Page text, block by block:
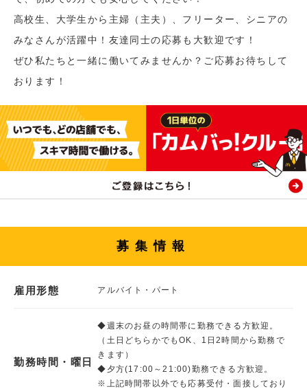
高校生、大学生から主婦（主夫）、フリーター、シニアの
みなさんが活躍中！友達同士の応募も大歓迎です！
ぜひ私たちと一緒に働いてみませんか？ご応募お待ちして
おります！
募集情報
雇用形態 アルバイト・パート
勤務時間・曜日
◆週末のお昼の時間帯に勤務できる方歓迎。
（土日どちらかでもOK、1日2時間から勤務で
きます）
◆夕方(17:00～21:00)勤務できる方歓迎。
※上記時間帯以外でも応募受付・面接しており